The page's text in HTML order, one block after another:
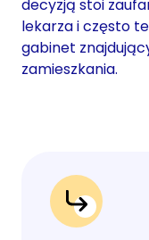
decyzją stoi
lekarza i często
gabinet
zamieszkania.